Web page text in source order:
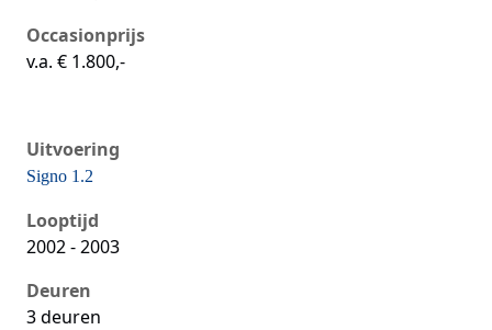
Occasionprijs
v.a. € 1.800,-
Uitvoering
Seat Ibiza iii, 1.2, 47 kW, Benzine, 3 deuren
Signo 1.2
Looptijd
2002 - 2003
Deuren
3 deuren